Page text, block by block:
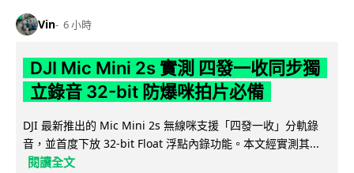
Vin 6 小時
DJI Mic Mini 2s 實測 四發一收同步獨
立錄音 32-bit 防爆咪拍片必備
DJI 最新推出的 Mic Mini 2s 無線咪支援「四發一收」分軌錄
音，並首度下放 32-bit Float 浮點內錄功能。本文經實測其...
閱讀全文